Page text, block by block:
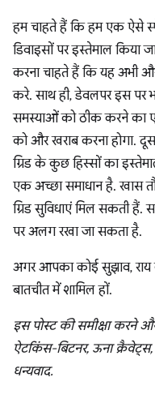
हम चाहते हैं कि हम एक ऐसे
डिवाइसों पर इस्तेमाल किया
करना चाहते हैं कि यह अभी
करे. साथ ही, डेवलपर इस पर
समस्याओं को ठीक करने का
को और खराब करना होगा.
ग्रिड के कुछ हिस्सों का
एक अच्छा समाधान है. खास
ग्रिड सुविधाएं मिल सकती
पर अलग रखा जा सकता है.
अगर आपका कोई सुझाव, राय
बातचीत में शामिल हों.
इस पोस्ट की समीक्षा करने
ऐटकिंस-बिटनर, ऊना
धन्यवाद.